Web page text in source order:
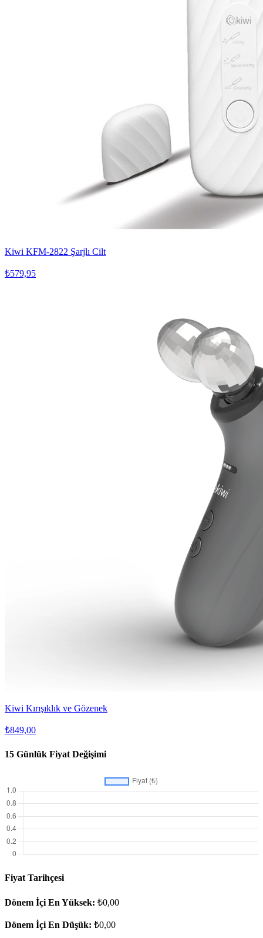
Kiwi KFM-2822 Şarjlı Cilt
₺579,95
Kiwi Kırışıklık ve Gözenek
₺849,00
15 Günlük Fiyat Değişimi
Fiyat Tarihçesi
Dönem İçi En Yüksek: ₺0,00
Dönem İçi En Düşük: ₺0,00